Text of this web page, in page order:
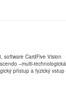
software CardFive Vision
–multi-
přístup a fyzický vstup